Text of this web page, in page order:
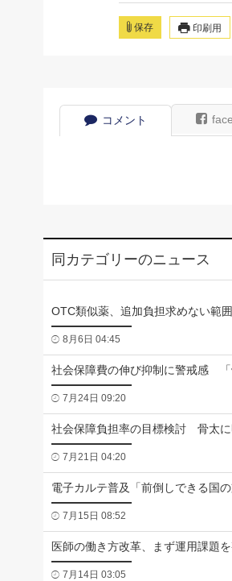
保存 印刷用
コメント
同カテゴリーのニュース
OTC類似薬、追加負担求めない範
8月6日 04:45
社会保障費の伸び抑制に警戒感 「
7月24日 09:20
社会保障負担率の目標検討 骨太
7月21日 04:20
電子カルテ普及「前倒しできる国
7月15日 08:52
医師の働き方改革、まず運用課題
7月14日 03:05